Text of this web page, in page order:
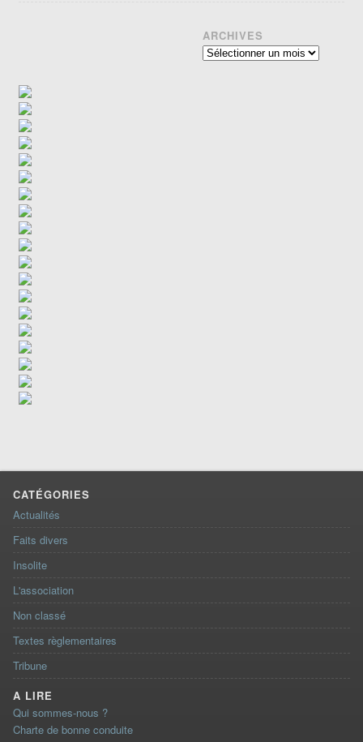
ARCHIVES
Archives
CATÉGORIES
Actualités
Faits divers
Insolite
L'association
Non classé
Textes règlementaires
Tribune
A LIRE
Qui sommes-nous ?
Charte de bonne conduite